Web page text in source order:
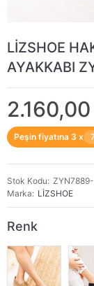
LİZSHOE
AYAKKABI
Peşin fiyatına 3 x
Stok Kodu
Marka
LİZSHOE
Renk